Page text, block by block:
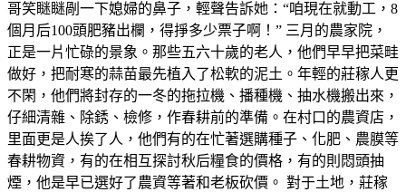
哥笑瞇瞇剮一下媳婦的鼻子，輕聲告訴她：“咱現在就動工，8
個月后100頭肥豬出欄，得掙多少票子啊！” 三月的農家院，
正是一片忙碌的景象。那些五六十歲的老人，他們早早把菜畦
做好，把耐寒的蒜苗最先植入了松軟的泥土。年輕的莊稼人更
不閑，他們將封存的一冬的拖拉機、播種機、抽水機搬出來，
仔細清雜、除銹、檢修，作春耕前的準備。在村口的農資店，
里面更是人挨了人，他們有的在忙著選購種子、化肥、農膜等
春耕物資，有的在相互探討秋后糧食的價格，有的則悶頭抽
煙，他是早已選好了農資等著和老板砍價。 對于土地，莊稼